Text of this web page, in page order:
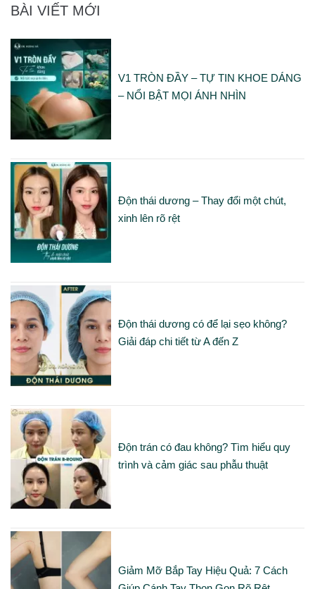
BÀI VIẾT MỚI
V1 TRÒN ĐẦY – TỰ TIN KHOE DÁNG
– NỔI BẬT MỌI ÁNH NHÌN
Độn thái dương – Thay đổi một chút,
xinh lên rõ rệt
Độn thái dương có để lại sẹo không?
Giải đáp chi tiết từ A đến Z
Độn trán có đau không? Tìm hiểu quy
trình và cảm giác sau phẫu thuật
Giảm Mỡ Bắp Tay Hiệu Quả: 7 Cách